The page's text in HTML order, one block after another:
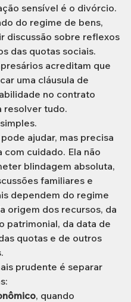
sensível é o divórcio.
do regime de bens,
discussão sobre reflexos
das quotas sociais.
acreditam que
uma cláusula de
no contrato
resolver tudo.
ajudar, mas precisa
com cuidado. Ela não
blindagem absoluta,
familiares e
dependem do regime
origem dos recursos, da
patrimonial, da data de
quotas e de outros
prudente é separar
, quando